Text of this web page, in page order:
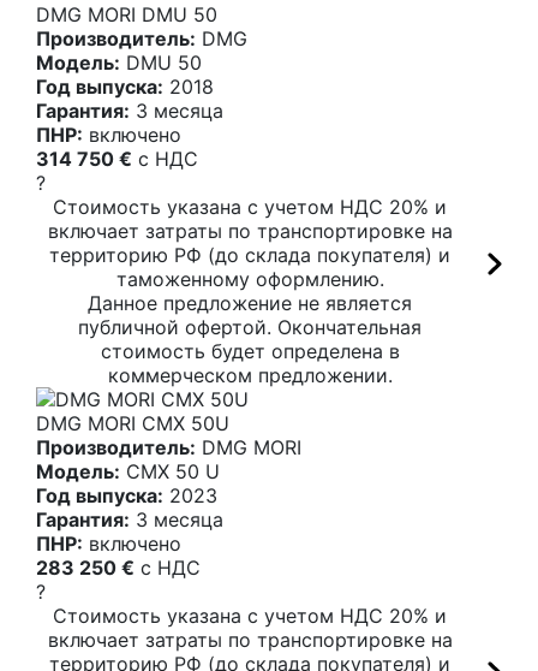
DMG MORI DMU 50
Производитель: DMG
Модель: DMU 50
Год выпуска: 2018
Гарантия: 3 месяца
ПНР: включено
314 750 € c НДС
?
Стоимость указана с учетом НДС 20% и
включает затраты по транспортировке на
территорию РФ (до склада покупателя) и
таможенному оформлению.
Данное предложение не является
публичной офертой. Окончательная
стоимость будет определена в
коммерческом предложении.
DMG MORI CMX 50U
Производитель: DMG MORI
Модель: CMX 50 U
Год выпуска: 2023
Гарантия: 3 месяца
ПНР: включено
283 250 € c НДС
?
Стоимость указана с учетом НДС 20% и
включает затраты по транспортировке на
территорию РФ (до склада покупателя) и